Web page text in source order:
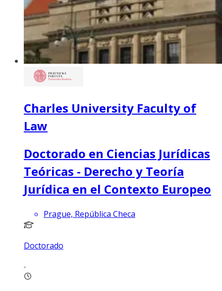
Charles University Faculty of
Law
Doctorado en Ciencias Jurídicas
Teóricas - Derecho y Teoría
Jurídica en el Contexto Europeo
Prague, República Checa
Doctorado